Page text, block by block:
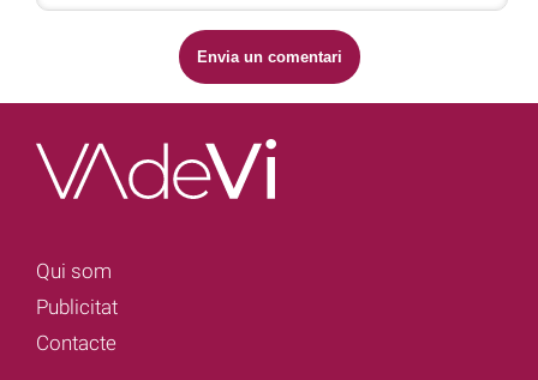
Qui som
Publicitat
Contacte